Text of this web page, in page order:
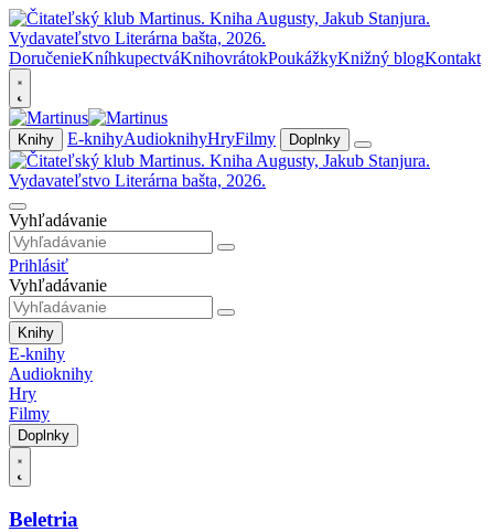
DoručenieKníhkupectváKnihovrátokPoukážkyKnižný blogKontakt
Knihy E-knihyAudioknihyHryFilmy Doplnky
Vyhľadávanie
Prihlásiť
Vyhľadávanie
Knihy
E-knihy
Audioknihy
Hry
Filmy
Doplnky
Beletria